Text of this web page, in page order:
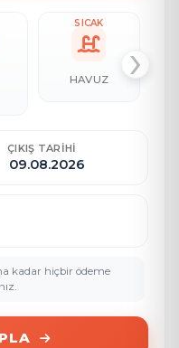
SICAK
HAVUZ ›
ÇIKIŞ TARIHI
kadar hiçbir ödeme